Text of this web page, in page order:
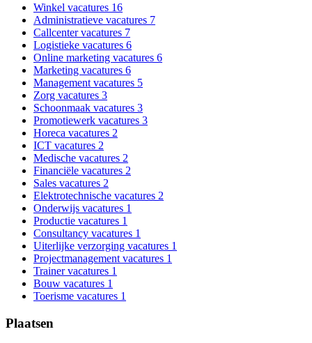
Winkel vacatures 16
Administratieve vacatures 7
Callcenter vacatures 7
Logistieke vacatures 6
Online marketing vacatures 6
Marketing vacatures 6
Management vacatures 5
Zorg vacatures 3
Schoonmaak vacatures 3
Promotiewerk vacatures 3
Horeca vacatures 2
ICT vacatures 2
Medische vacatures 2
Financiële vacatures 2
Sales vacatures 2
Elektrotechnische vacatures 2
Onderwijs vacatures 1
Productie vacatures 1
Consultancy vacatures 1
Uiterlijke verzorging vacatures 1
Projectmanagement vacatures 1
Trainer vacatures 1
Bouw vacatures 1
Toerisme vacatures 1
Plaatsen